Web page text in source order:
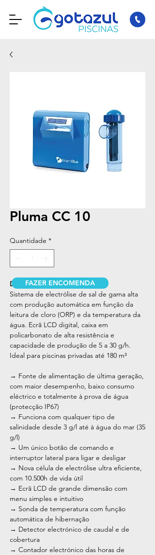
Pluma CC 10
Quantidade *
DESCRIÇÃO
Sistema de electrólise de sal de gama alta
com produção automática em função da
leitura de cloro (ORP) e da temperatura da
água. Ecrã LCD digital, caixa em
policarbonato de alta resistência e
capacidade de produção de 5 a 30 g/h.
Ideal para piscinas privadas até 180 m³
→ Fonte de alimentação de última geração,
com maior desempenho, baixo consumo
eléctrico e totalmente à prova de água
(protecção IP67)
→ Funciona com qualquer tipo de
salinidade desde 3 g/l até à água do mar (35
g/l)
→ Um único botão de comando e
interruptor lateral para ligar e desligar
→ Nova célula de electrólise ultra eficiente,
com 10.500h de vida útil
→ Ecrã LCD de grande dimensão com
menu simples e intuitivo
→ Sonda de temperatura com função
automática de hibernação
→ Detector electrónico de caudal e de
cobertura
→ Contador electrónico das horas de
FAZER ENCOMENDA